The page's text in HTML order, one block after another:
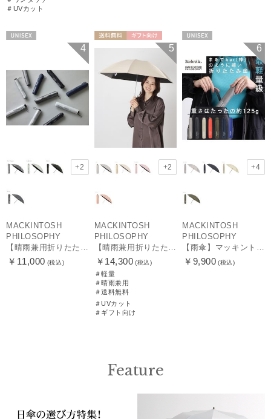
＃UVカット
4
+2
MACKINTOSH
PHILOSOPHY
￥11,000 (税込)
ギフト向け
5
+2
MACKINTOSH
PHILOSOPHY
￥14,300 (税込)
＃軽量
＃晴雨兼用
＃送料無料
＃UVカット
＃ギフト向け
6
+4
MACKINTOSH
PHILOSOPHY
￥9,900 (税込)
Feature